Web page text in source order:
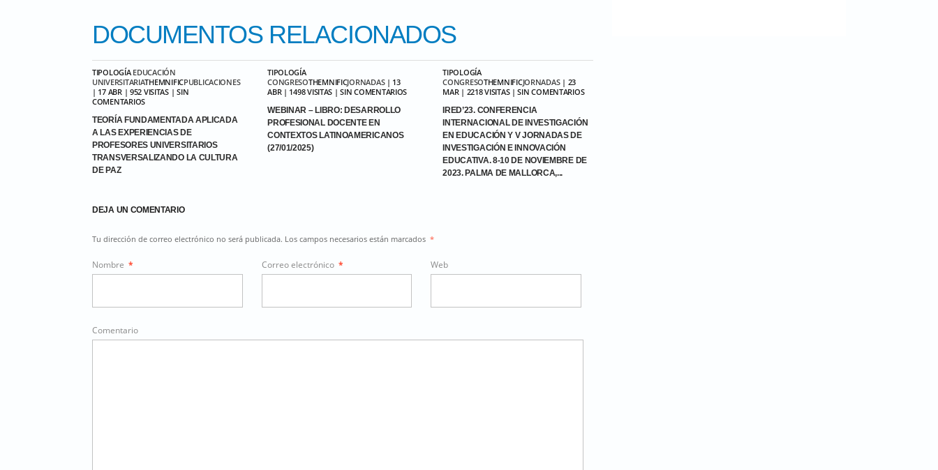
DOCUMENTOSRELACIONADOS
TIPOLOGÍA EDUCACIÓN
UNIVERSITARIATHEMNIFICPUBLICACIONES
| 17 ABR | 952 VISITAS | SIN
COMENTARIOS
TEORÍA FUNDAMENTADA APLICADA
A LAS EXPERIENCIAS DE
PROFESORES UNIVERSITARIOS
TRANSVERSALIZANDO LA CULTURA
DE PAZ
TIPOLOGÍA
CONGRESOTHEMNIFICJORNADAS| 13
ABR | 1498 VISITAS | SIN COMENTARIOS
WEBINAR – LIBRO: DESARROLLO
PROFESIONAL DOCENTE EN
CONTEXTOS LATINOAMERICANOS
(27/01/2025)
TIPOLOGÍA
CONGRESOTHEMNIFICJORNADAS| 23
MAR | 2218 VISITAS | SIN COMENTARIOS
IRED’23. CONFERENCIA
INTERNACIONAL DE INVESTIGACIÓN
EN EDUCACIÓN Y V JORNADAS DE
INVESTIGACIÓN E INNOVACIÓN
EDUCATIVA. 8-10 DE NOVIEMBRE DE
2023. PALMA DE MALLORCA,...
DEJA UN COMENTARIO
Tu dirección de correo electrónico no será publicada. Los campos necesarios están marcados *
Nombre * Correo electrónico * Web
Comentario